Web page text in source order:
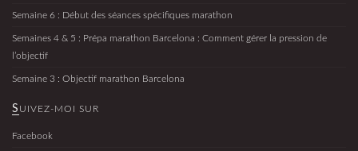
Semaine 6 : Début des séances spécifiques marathon
Semaines 4 & 5 : Prépa marathon Barcelona : Comment gérer la pression de
l’objectif
Semaine 3 : Objectif marathon Barcelona
SUIVEZ-MOI SUR
Facebook